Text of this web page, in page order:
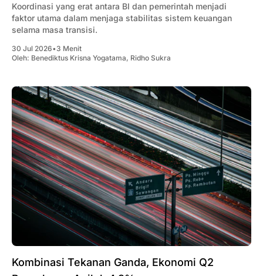
Koordinasi yang erat antara BI dan pemerintah menjadi
faktor utama dalam menjaga stabilitas sistem keuangan
selama masa transisi.
30 Jul 2026•3 Menit
Oleh: Benediktus Krisna Yogatama, Ridho Sukra
Kombinasi Tekanan Ganda, Ekonomi Q2